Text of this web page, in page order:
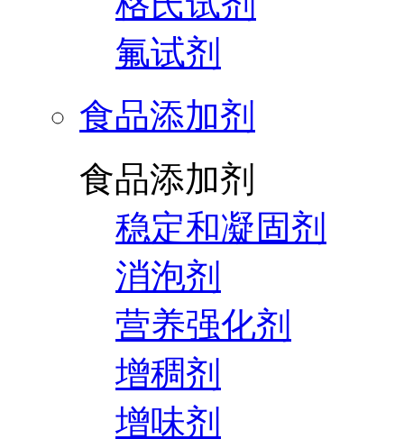
氟试剂
食品添加剂
食品添加剂
稳定和凝固剂
消泡剂
营养强化剂
增稠剂
增味剂